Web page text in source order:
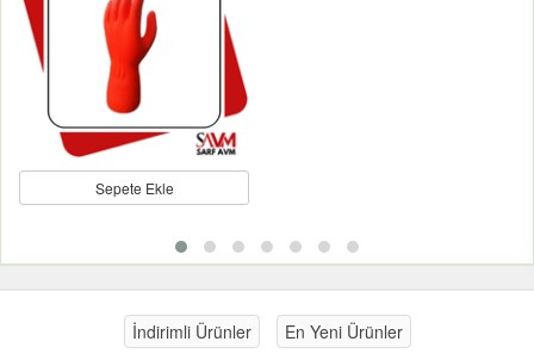
Sepete Ekle
İndirimli Ürünler En Yeni Ürünler